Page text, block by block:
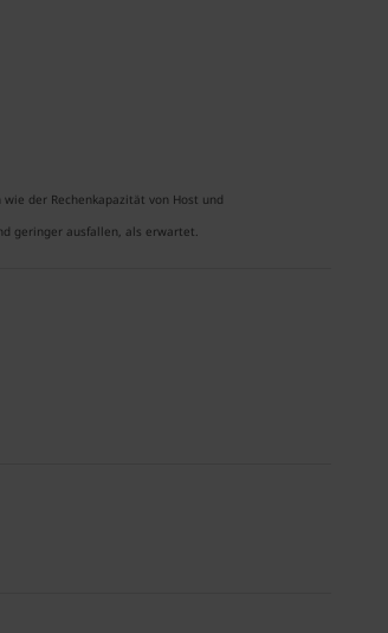
der Rechenkapazität von Host und
geringer ausfallen, als erwartet.